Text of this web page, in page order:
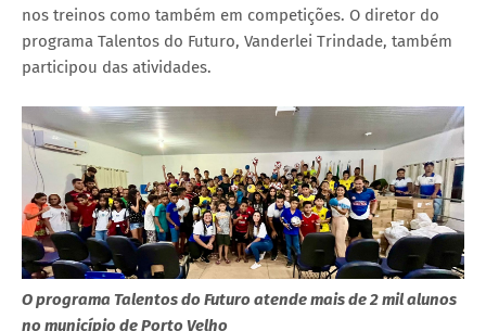
nos treinos como também em competições. O diretor do
programa Talentos do Futuro, Vanderlei Trindade, também
participou das atividades.
O programa Talentos do Futuro atende mais de 2 mil alunos
no município de Porto Velho